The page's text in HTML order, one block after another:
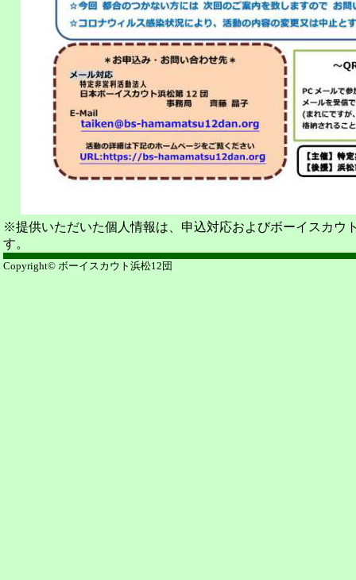
※提供いただいた個人情報は、申込対応およびボーイスカウ
す。
Copyright© ボーイスカウト浜松12団